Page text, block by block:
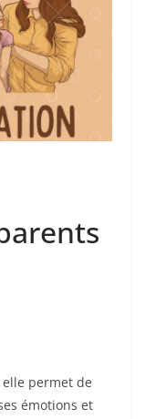
permet de
émotions et